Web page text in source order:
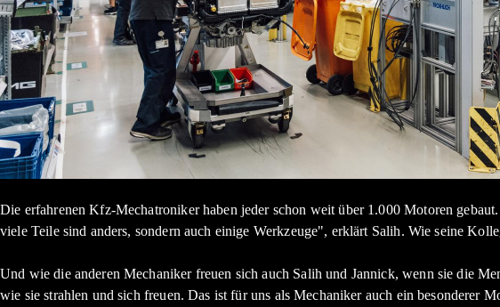
Die erfahrenen Kfz-Mechatroniker haben jeder schon weit über 1.000 Motoren
viele Teile sind anders, sondern auch einige Werkzeuge", erklärt Salih. Wie seine
Und wie die anderen Mechaniker freuen sich auch Salih und Jannick, wenn sie die
wie sie strahlen und sich freuen. Das ist für uns als Mechaniker auch ein besonderer